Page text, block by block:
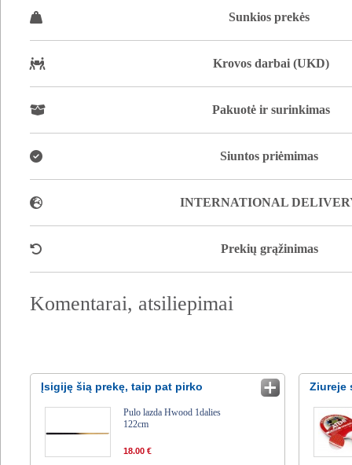
Sunkios prekės
Krovos darbai (UKD)
Pakuotė ir surinkimas
Siuntos priėmimas
INTERNATIONAL
Prekių grąžinimas
Komentarai, atsiliepimai
Įsigiję šią prekę, taip pat pirko
Pulo lazda Hwood 1dalies
122cm
18.00 €
Ziureje